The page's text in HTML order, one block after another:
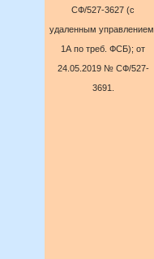
СФ/527-3627 (с
удаленным
1А по треб. ФСБ); от
24.05.2019 № СФ/527-
3691.